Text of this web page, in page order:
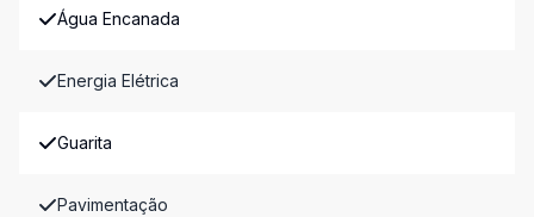
Água Encanada
Energia Elétrica
Guarita
Pavimentação